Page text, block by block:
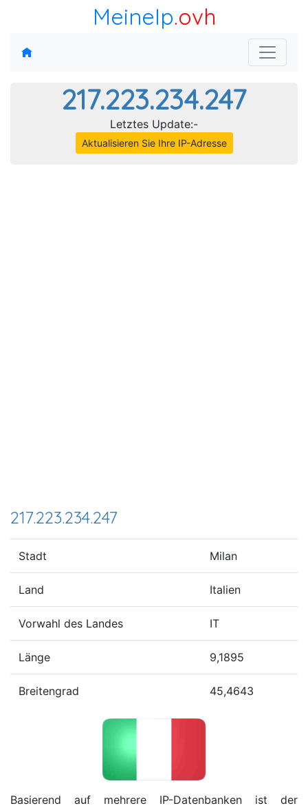
MeineIp.ovh
217.223.234.247
Letztes Update:-
Aktualisieren Sie Ihre IP-Adresse
217.223.234.247
Stadt Milan
Land Italien
Vorwahl des Landes IT
Länge 9,1895
Breitengrad 45,4643
Basierend auf mehrere IP-Datenbanken ist der